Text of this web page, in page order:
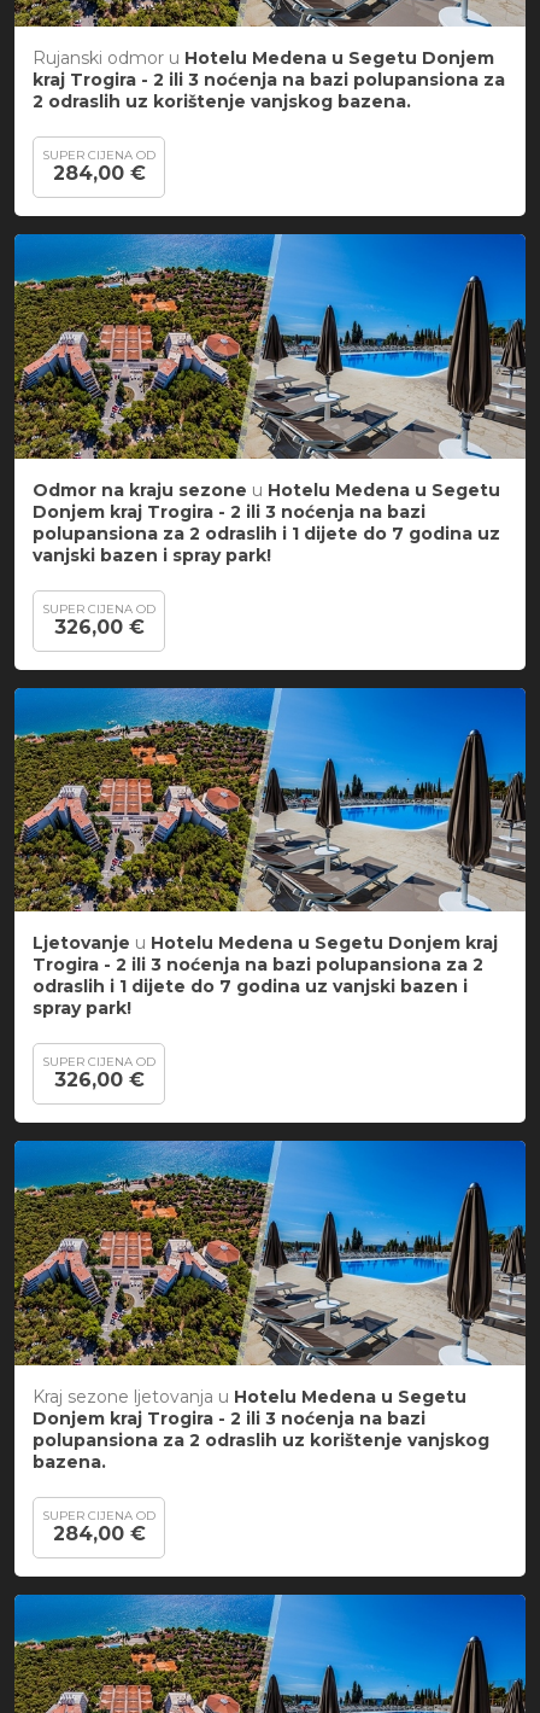
Rujanski odmor u Hotelu Medena u Segetu Donjem
kraj Trogira - 2 ili 3 noćenja na bazi polupansiona za
2 odraslih uz korištenje vanjskog bazena.
SUPER CIJENA OD
284,00 €
Odmor na kraju sezone u Hotelu Medena u Segetu
Donjem kraj Trogira - 2 ili 3 noćenja na bazi
polupansiona za 2 odraslih i 1 dijete do 7 godina uz
vanjski bazen i spray park!
SUPER CIJENA OD
326,00 €
Ljetovanje u Hotelu Medena u Segetu Donjem kraj
Trogira - 2 ili 3 noćenja na bazi polupansiona za 2
odraslih i 1 dijete do 7 godina uz vanjski bazen i
spray park!
SUPER CIJENA OD
326,00 €
Kraj sezone ljetovanja u Hotelu Medena u Segetu
Donjem kraj Trogira - 2 ili 3 noćenja na bazi
polupansiona za 2 odraslih uz korištenje vanjskog
bazena.
SUPER CIJENA OD
284,00 €